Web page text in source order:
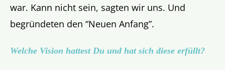
war. Kann nicht sein, sagten wir uns. Und
begründeten den “Neuen Anfang”.
Welche Vision hattest Du und hat sich diese erfüllt?